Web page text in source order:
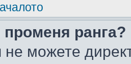
променя ранга?
можете